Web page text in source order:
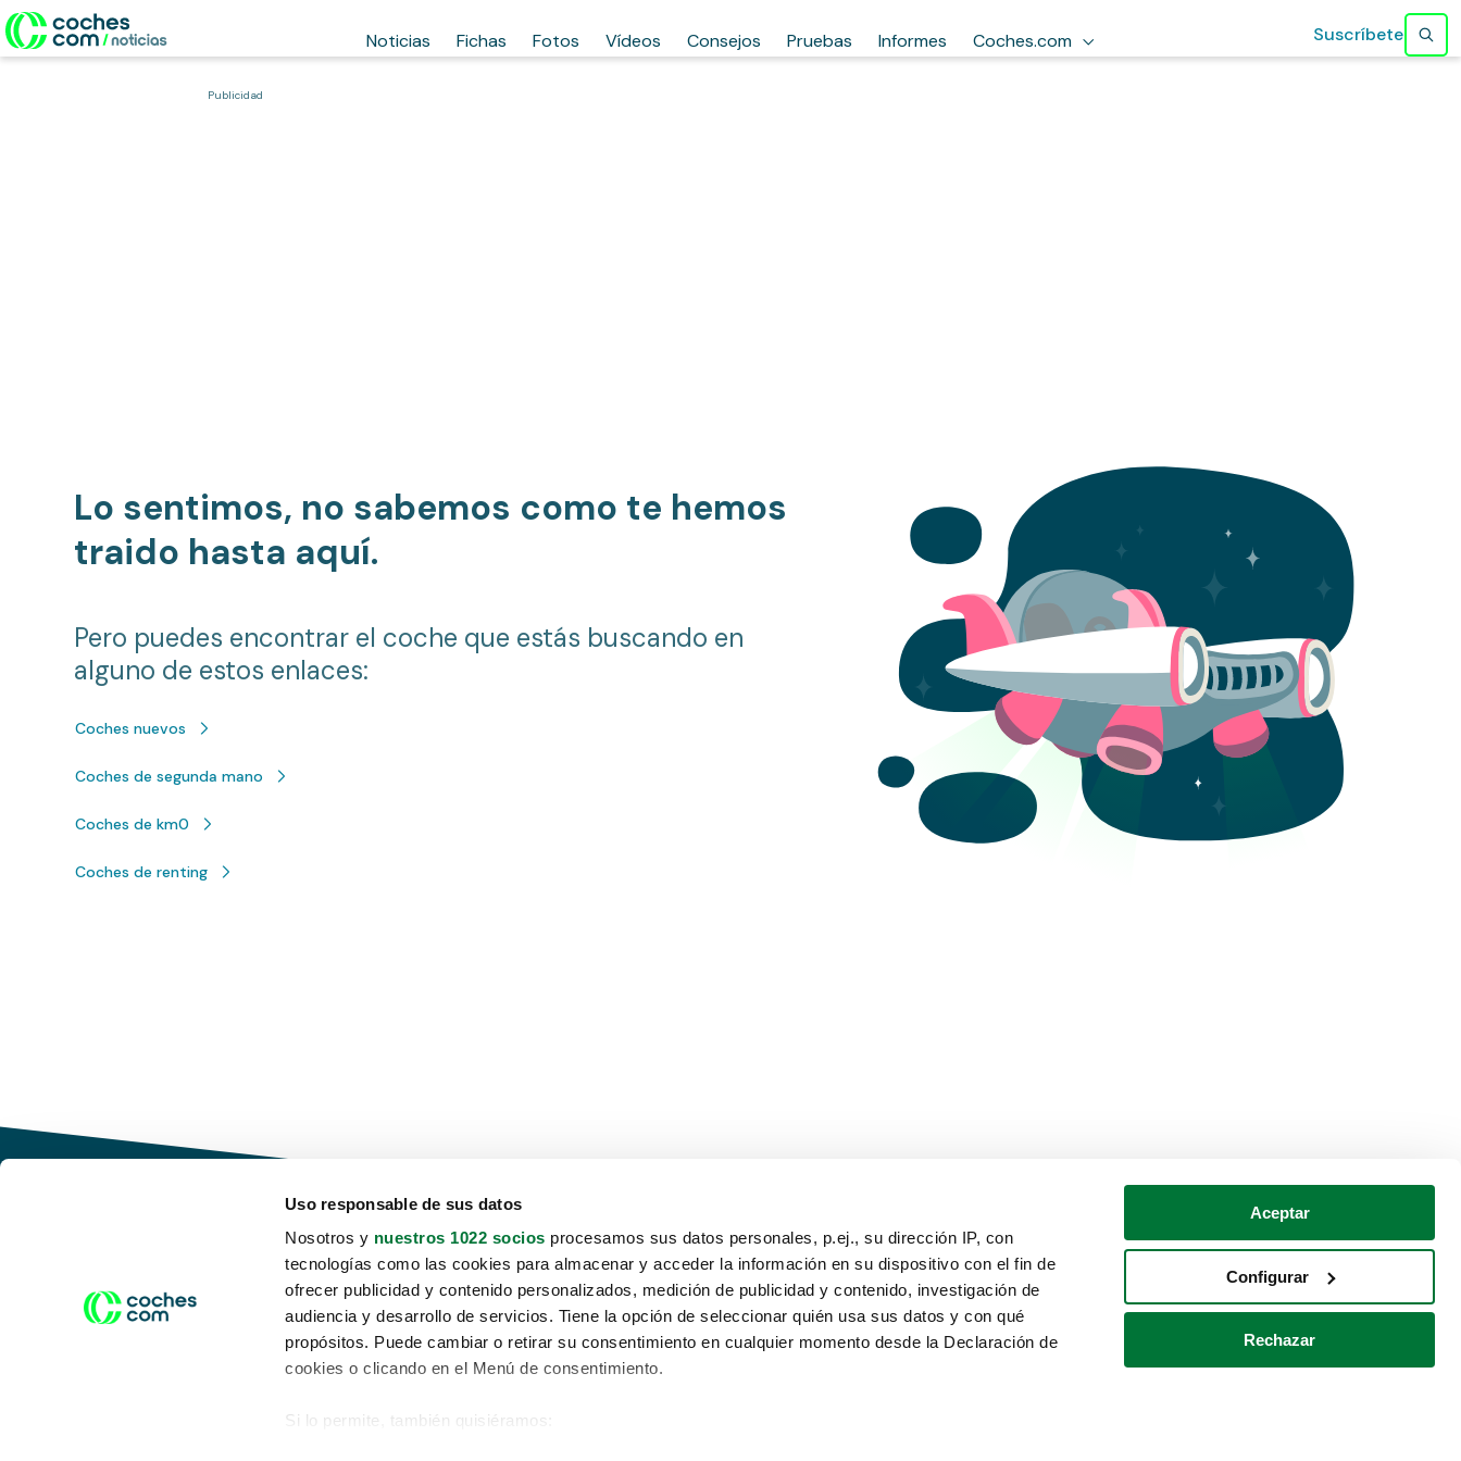
Uso responsable de sus datos
Nosotros y nuestros 1022 socios procesamos sus datos personales, p.ej., su dirección IP, con
tecnologías como las cookies para almacenar y acceder la información en su dispositivo con el fin de
ofrecer publicidad y contenido personalizados, medición de publicidad y contenido, investigación de
audiencia y desarrollo de servicios. Tiene la opción de seleccionar quién usa sus datos y con qué
propósitos. Puede cambiar o retirar su consentimiento en cualquier momento desde la Declaración de
cookies o clicando en el Menú de consentimiento.
Si lo permite, también quisiéramos:
Aceptar
Configurar
Rechazar
Noticias Fichas Fotos Vídeos Consejos Pruebas Informes Coches.com Suscríbete
Publicidad
Lo sentimos, no sabemos como te hemos
traido hasta aquí.
Pero puedes encontrar el coche que estás buscando en
alguno de estos enlaces:
Coches nuevos
Coches de segunda mano
Coches de km0
Coches de renting
Conduce tu futuro,
desata tu movilidad